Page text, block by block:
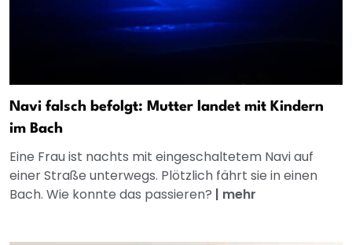
Navi falsch befolgt: Mutter landet mit Kindern
im Bach
Eine Frau ist nachts mit eingeschaltetem Navi auf
einer Straße unterwegs. Plötzlich fährt sie in einen
Bach. Wie konnte das passieren? | mehr